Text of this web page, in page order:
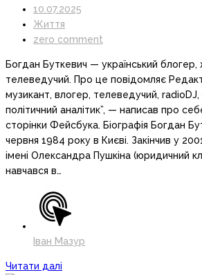
10.07.2025
Життя
zero comment
Богдан Буткевич — український блогер,
телеведучий. Про це повідомляє
музикант, влогер, телеведучий,
політичний аналітик”, — написав про
сторінки Фейсбука. Біографія Богдан
червня 1984 року в Києві. Закінчив у
імені Олександра Пушкіна (юридичний
навчався в…
Іван Мазур
Читати далі